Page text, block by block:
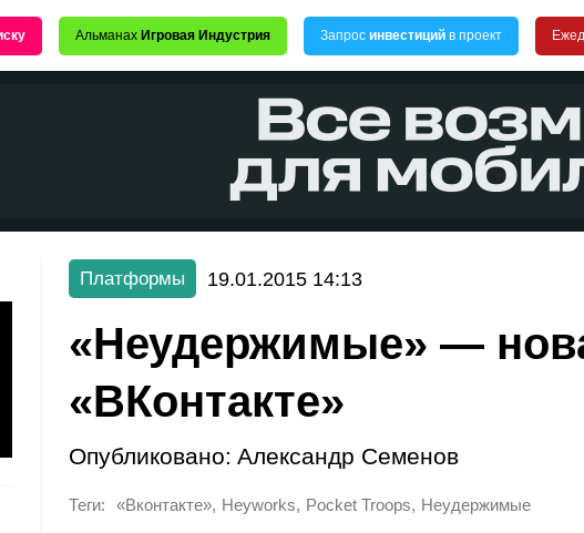
Альманах Игровая Индустрия Запрос инвестиций в проект
Платформы 19.01.2015 14:13
«Неудержимые» —
«ВКонтакте»
Опубликовано: Александр Семенов
Теги: «Вконтакте», Heyworks, Pocket Troops, Неудержимые